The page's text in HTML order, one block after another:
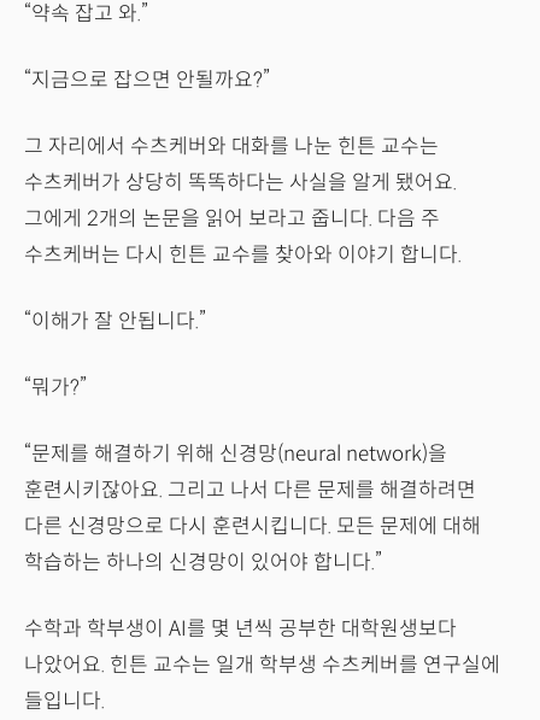
“약속 잡고 와.”
“지금으로 잡으면 안될까요?”
그 자리에서 수츠케버와 대화를 나눈 힌튼 교수는
수츠케버가 상당히 똑똑하다는 사실을 알게 됐어요.
그에게 2개의 논문을 읽어 보라고 줍니다. 다음 주
수츠케버는 다시 힌튼 교수를 찾아와 이야기 합니다.
“이해가 잘 안됩니다.”
“뭐가?”
“문제를 해결하기 위해 신경망(neural network)을
훈련시키잖아요. 그리고 나서 다른 문제를 해결하려면
다른 신경망으로 다시 훈련시킵니다. 모든 문제에 대해
학습하는 하나의 신경망이 있어야 합니다.”
수학과 학부생이 AI를 몇 년씩 공부한 대학원생보다
나았어요. 힌튼 교수는 일개 학부생 수츠케버를 연구실에
들입니다.